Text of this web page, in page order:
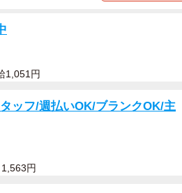
1,051円
ッフ/週払いOK/ブランクOK/主
円